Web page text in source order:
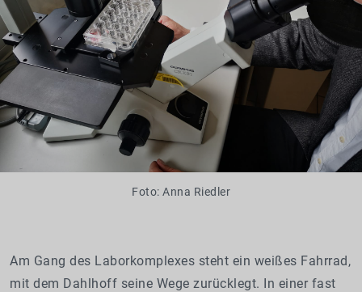
Foto: Anna Riedler
Am Gang des Laborkomplexes steht ein weißes Fahrrad,
mit dem Dahlhoff seine Wege zurücklegt. In einer fast